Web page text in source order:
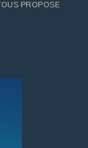
PROPOSE